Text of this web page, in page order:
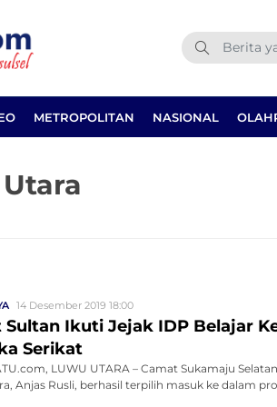
METROPOLITAN NASIONAL
14 Desember 2019 18:00
Sultan Ikuti Jejak IDP Belajar
Serikat
LUWU UTARA – Camat Sukamaju
Anjas Rusli, berhasil terpilih masuk ke dalam